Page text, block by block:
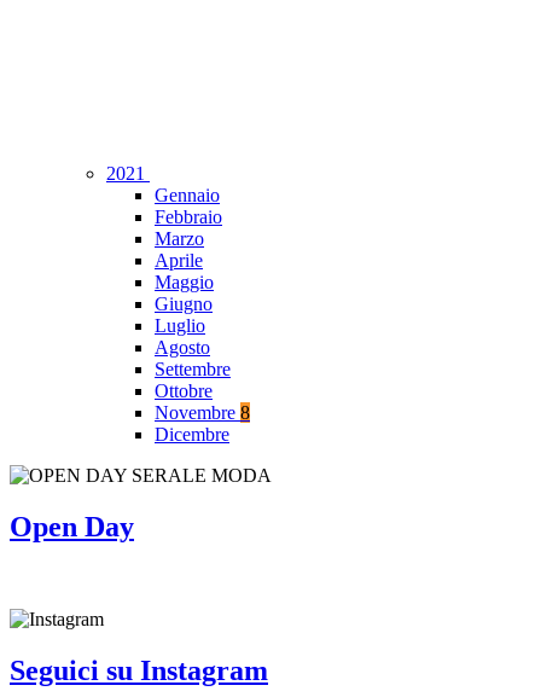
2021
Gennaio
Febbraio
Marzo
Aprile
Maggio
Giugno
Luglio
Agosto
Settembre
Ottobre
Novembre 8
Dicembre
Open Day
Seguici su Instagram